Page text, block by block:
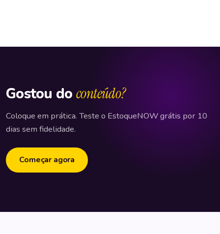
Gostou do conteúdo?
Coloque em prática. Teste o EstoqueNOW grátis por 10
dias sem fidelidade.
Começar agora